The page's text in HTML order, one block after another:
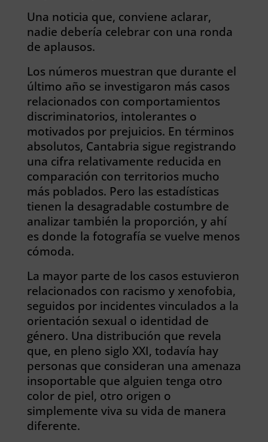
Una noticia que, conviene aclarar,
nadie debería celebrar con una ronda
de aplausos.
Los números muestran que durante el
último año se investigaron más casos
relacionados con comportamientos
discriminatorios, intolerantes o
motivados por prejuicios. En términos
absolutos, Cantabria sigue registrando
una cifra relativamente reducida en
comparación con territorios mucho
más poblados. Pero las estadísticas
tienen la desagradable costumbre de
analizar también la proporción, y ahí
es donde la fotografía se vuelve menos
cómoda.
La mayor parte de los casos estuvieron
relacionados con racismo y xenofobia,
seguidos por incidentes vinculados a la
orientación sexual o identidad de
género. Una distribución que revela
que, en pleno siglo XXI, todavía hay
personas que consideran una amenaza
insoportable que alguien tenga otro
color de piel, otro origen o
simplemente viva su vida de manera
diferente.